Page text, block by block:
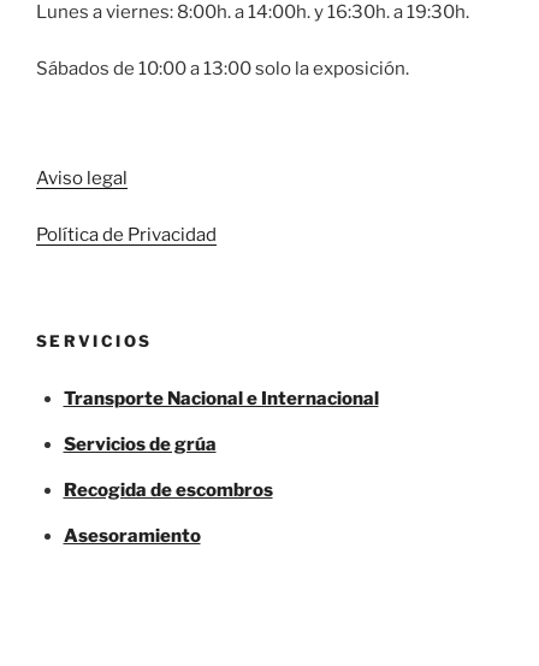
Lunes a viernes: 8:00h. a 14:00h. y 16:30h. a 19:30h.
Sábados de 10:00 a 13:00 solo la exposición.
Aviso legal
Política de Privacidad
SERVICIOS
Transporte Nacional e Internacional
Servicios de grúa
Recogida de escombros
Asesoramiento